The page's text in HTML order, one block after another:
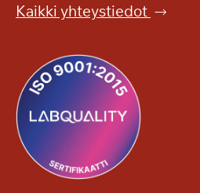
Kaikki yhteystiedot